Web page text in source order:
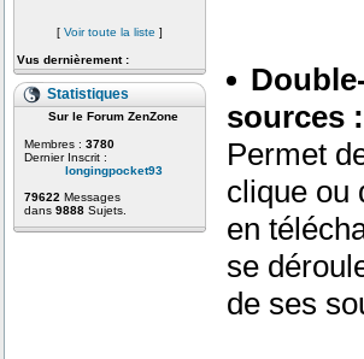
[ Voir toute la liste ]
Vus dernièrement :
Statistiques
Sur le Forum ZenZone
Membres : 3780
Dernier Inscrit :
longingpocket93
79622 Messages
dans 9888 Sujets.
sources :
Permet
clique ou
en
se
de ses